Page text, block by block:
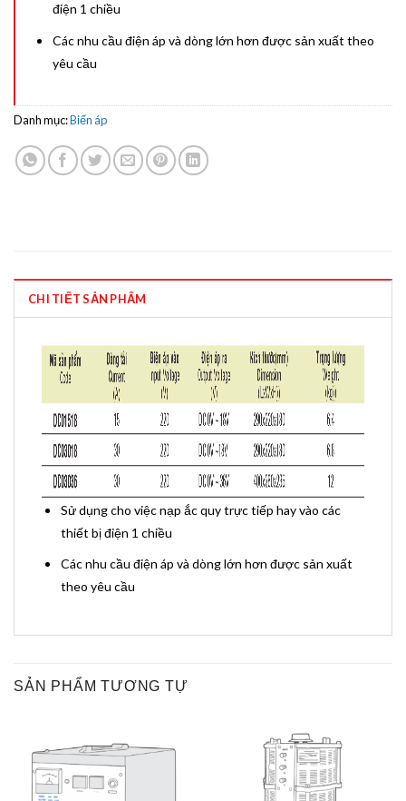
điện 1 chiều
Các nhu cầu điện áp và dòng lớn hơn được sản xuất theo
yêu cầu
Danh mục:Biến áp
CHI TIẾT SẢN PHẨM
Sử dụng cho việc nạp ắc quy trực tiếp hay vào các
thiết bị điện 1 chiều
Các nhu cầu điện áp và dòng lớn hơn được sản xuất
theo yêu cầu
SẢN PHẨM TƯƠNG TỰ